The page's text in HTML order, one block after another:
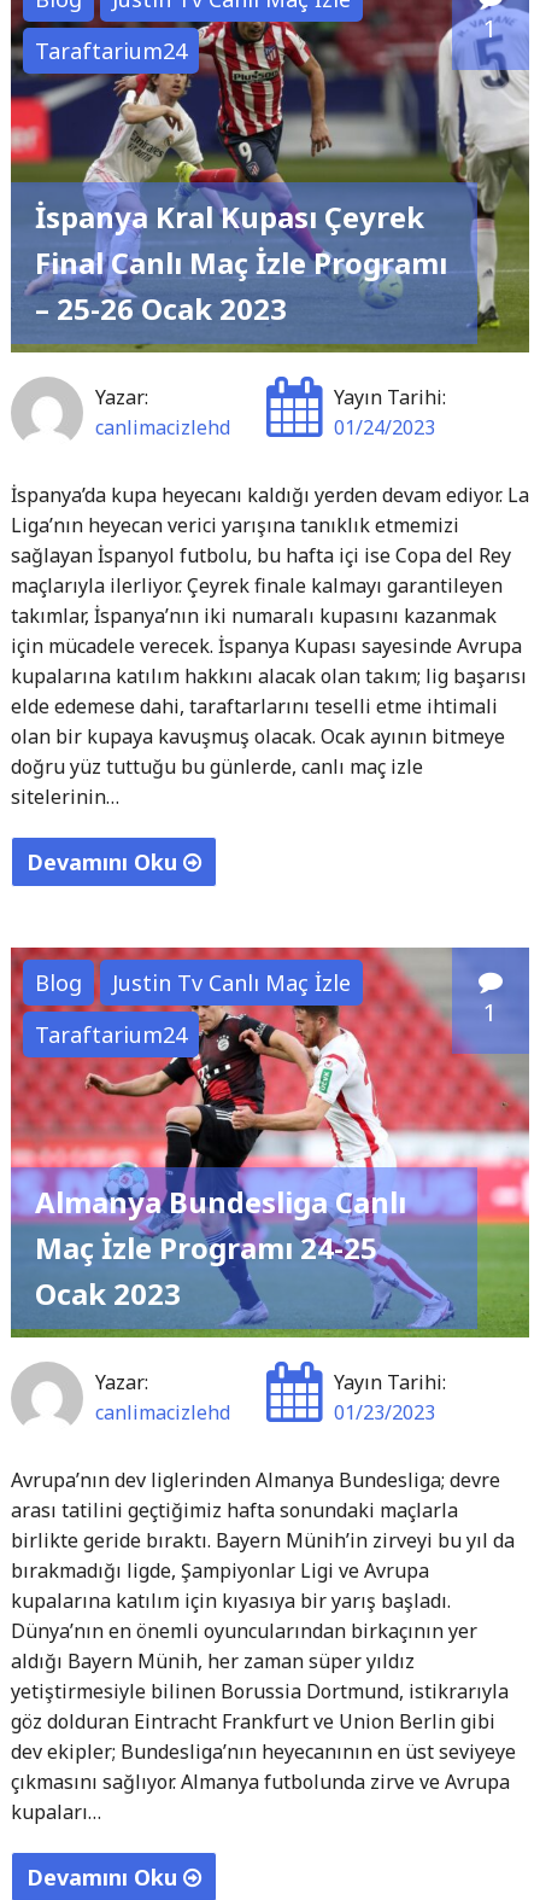
Maç
İzle
Programı
25-
26
Ocak
2023"
Taraftarium24
1
İspanya Kral Kupası Çeyrek
Final Canlı Maç İzle Programı
– 25-26 Ocak 2023
Yazar:
canlimacizlehd
Yayın Tarihi:
01/24/2023
İspanya’da kupa heyecanı kaldığı yerden devam ediyor. La
Liga’nın heyecan verici yarışına tanıklık etmemizi
sağlayan İspanyol futbolu, bu hafta içi ise Copa del Rey
maçlarıyla ilerliyor. Çeyrek finale kalmayı garantileyen
takımlar, İspanya’nın iki numaralı kupasını kazanmak
için mücadele verecek. İspanya Kupası sayesinde Avrupa
kupalarına katılım hakkını alacak olan takım; lig başarısı
elde edemese dahi, taraftarlarını teselli etme ihtimali
olan bir kupaya kavuşmuş olacak. Ocak ayının bitmeye
doğru yüz tuttuğu bu günlerde, canlı maç izle
sitelerinin…
Devamını Oku
Kupası
Çeyrek
Final
Canlı
Maç
İzle
Programı
–
25-
Ocak
2023"
Blog
Justin Tv Canlı Maç İzle
Taraftarium24
1
Almanya Bundesliga Canlı
Maç İzle Programı 24-25
Ocak 2023
Yazar:
canlimacizlehd
Yayın Tarihi:
01/23/2023
Avrupa’nın dev liglerinden Almanya Bundesliga; devre
arası tatilini geçtiğimiz hafta sonundaki maçlarla
birlikte geride bıraktı. Bayern Münih’in zirveyi bu yıl da
bırakmadığı ligde, Şampiyonlar Ligi ve Avrupa
kupalarına katılım için kıyasıya bir yarış başladı.
Dünya’nın en önemli oyuncularından birkaçının yer
aldığı Bayern Münih, her zaman süper yıldız
yetiştirmesiyle bilinen Borussia Dortmund, istikrarıyla
göz dolduran Eintracht Frankfurt ve Union Berlin gibi
dev ekipler; Bundesliga’nın heyecanının en üst seviyeye
çıkmasını sağlıyor. Almanya futbolunda zirve ve Avrupa
kupaları…
Devamını Oku